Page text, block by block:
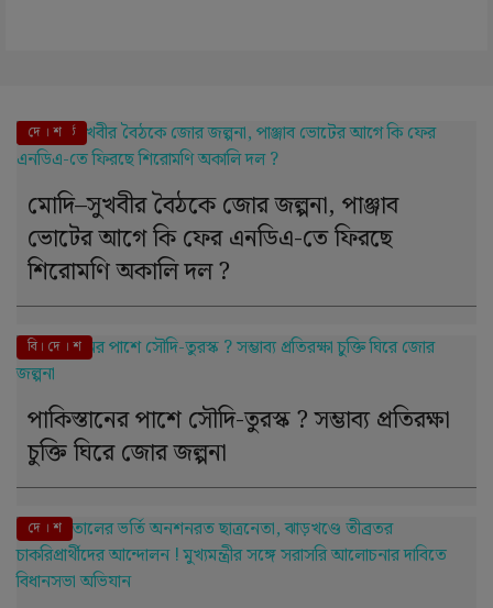
এই মুহূর্তে
দে । শ
মোদি–সুখবীর বৈঠকে জোর জল্পনা, পাঞ্জাব
ভোটের আগে কি ফের এনডিএ-তে ফিরছে
শিরোমণি অকালি দল ?
বি। দে । শ
পাকিস্তানের পাশে সৌদি-তুরস্ক ? সম্ভাব্য প্রতিরক্ষা
চুক্তি ঘিরে জোর জল্পনা
দে । শ